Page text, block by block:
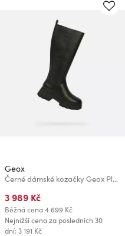
Geox
Černé dámské kozačky Geox Pluette
3 989 Kč
Běžná cena4 699 Kč
Nejnižší cena za posledních 30
dní: 3 191 Kč